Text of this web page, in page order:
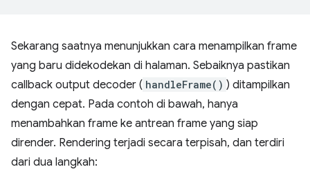
Sekarang saatnya menunjukkan cara menampilkan frame
yang baru didekodekan di halaman. Sebaiknya pastikan
callback output decoder ( handleFrame() ) ditampilkan
dengan cepat. Pada contoh di bawah, hanya
menambahkan frame ke antrean frame yang siap
dirender. Rendering terjadi secara terpisah, dan terdiri
dari dua langkah: